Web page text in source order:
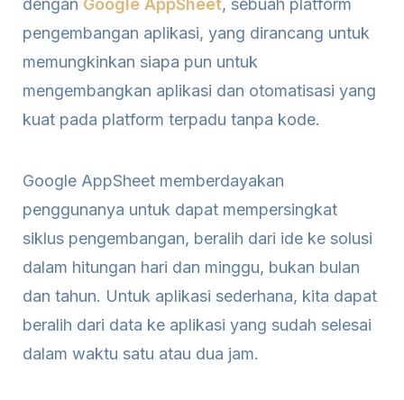
dengan Google AppSheet, sebuah platform
pengembangan aplikasi, yang dirancang untuk
memungkinkan siapa pun untuk
mengembangkan aplikasi dan otomatisasi yang
kuat pada platform terpadu tanpa kode.
Google AppSheet memberdayakan
penggunanya untuk dapat mempersingkat
siklus pengembangan, beralih dari ide ke solusi
dalam hitungan hari dan minggu, bukan bulan
dan tahun. Untuk aplikasi sederhana, kita dapat
beralih dari data ke aplikasi yang sudah selesai
dalam waktu satu atau dua jam.